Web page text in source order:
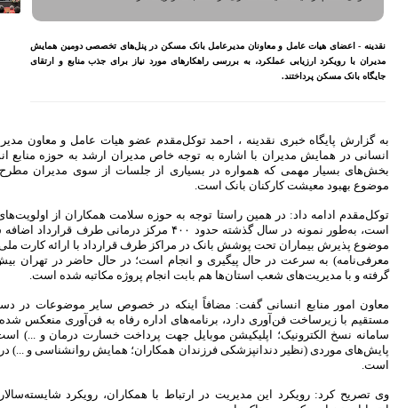
مدت به نفع بازار سهام و
صندوق‌های با درآمد ثابت است
فرآورده‌های پالایشگاهی ‌
رشد ۱۶ درصدی مبلغ فروش
ماهانه ۲۷۶ شرکت تولیدی پذیرفته
صندوق‌های با درآمد ثابت از
خواسته‌های همیشگی فعالان بازار
بود
آخرین خبرها
راهکارهای اتصال بازار بیمه با
بازار سرمایه بررسی می شود
روایتی تازه از زندگی پدر مینیاتور
ایران با حمایت بانک پاسارگاد+
سرخ پوش کرد
تخصصی دومین همایش
برای جذب منابع و ارتقای
عامل و معاون مدیرعامل در امور منابع
ارشد به حوزه منابع انسانی گفت: یکی از
از سوی مدیران مطرح و پیگیری می‌شود،
همکاران از اولویت‌های اصلی این معاونت
در سال گذشته حدود ۴۰۰ مرکز درمانی طرف قرارداد اضافه شده است، همچنین
با ارائه کارت ملی (بدون نیاز به صدور
معرفی‌نامه) به سرعت در حال پیگیری و انجام است؛ در حال حاضر در تهران بیش از ۴۰ مرکز انجام
مکاتبه شده است.
سایر موضوعات در دست اقدام که ارتباط
به فن‌آوری منعکس شده (نظیر دسترسی به
خسارت درمان و ...) است. مواردی هم مانند
روانشناسی و ...) در حال انجام و پیگیری
رویکرد شایسته‌سالاری بوده و در کمیته